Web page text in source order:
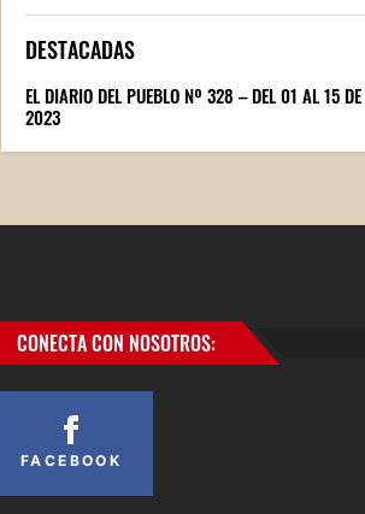
DESTACADAS
EL DIARIO DEL PUEBLO Nº 328 – DEL 01 AL 15
2023
CONECTA CON NOSOTROS:
FACEBOOK